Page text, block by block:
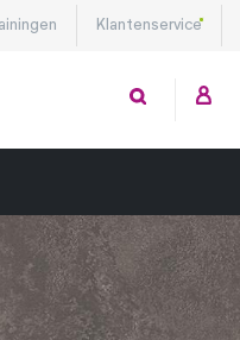
Klantenservice